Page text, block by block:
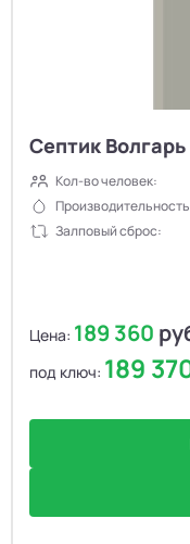
Септик
Кол-во человек:
Залповый сброс:
Цена: 189 360
под ключ: 189